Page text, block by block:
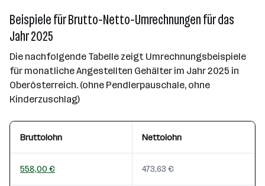
Beispiele für Brutto-Netto-Umrechnungen für das
Jahr 2025
Die nachfolgende Tabelle zeigt Umrechnungsbeispiele
für monatliche Angestellten Gehälter im Jahr 2025 in
Oberösterreich. (ohne Pendlerpauschale, ohne
Kinderzuschlag)
Bruttolohn Nettolohn
558,00 € 473,63 €